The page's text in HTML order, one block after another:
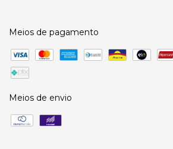
Meios de pagamento
Meios de envio